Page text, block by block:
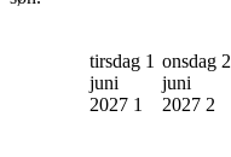
tirsdag 1
juni
2027 1
onsdag 2
juni
2027 2